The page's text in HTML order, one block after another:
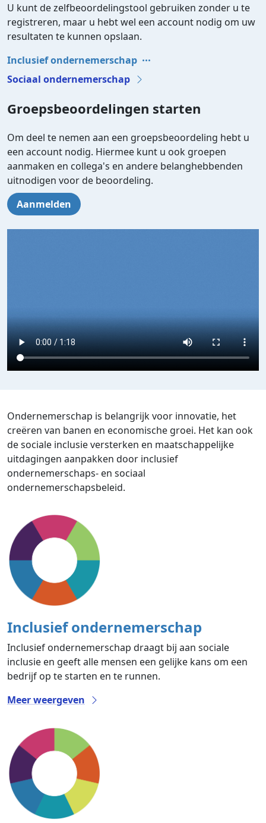
U kunt de zelfbeoordelingstool gebruiken zonder u te
registreren, maar u hebt wel een account nodig om uw
resultaten te kunnen opslaan.
Inclusief ondernemerschap
Sociaal ondernemerschap
Groepsbeoordelingen starten
Om deel te nemen aan een groepsbeoordeling hebt u
een account nodig. Hiermee kunt u ook groepen
aanmaken en collega's en andere belanghebbenden
uitnodigen voor de beoordeling.
Aanmelden
Ondernemerschap is belangrijk voor innovatie, het
creëren van banen en economische groei. Het kan ook
de sociale inclusie versterken en maatschappelijke
uitdagingen aanpakken door inclusief
ondernemerschaps- en sociaal
ondernemerschapsbeleid.
Inclusief ondernemerschap
Inclusief ondernemerschap draagt bij aan sociale
inclusie en geeft alle mensen een gelijke kans om een
bedrijf op te starten en te runnen.
Meer weergeven